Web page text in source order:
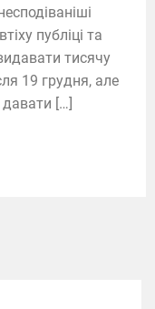
публіці та
тисячу
19 грудня, але
[…]